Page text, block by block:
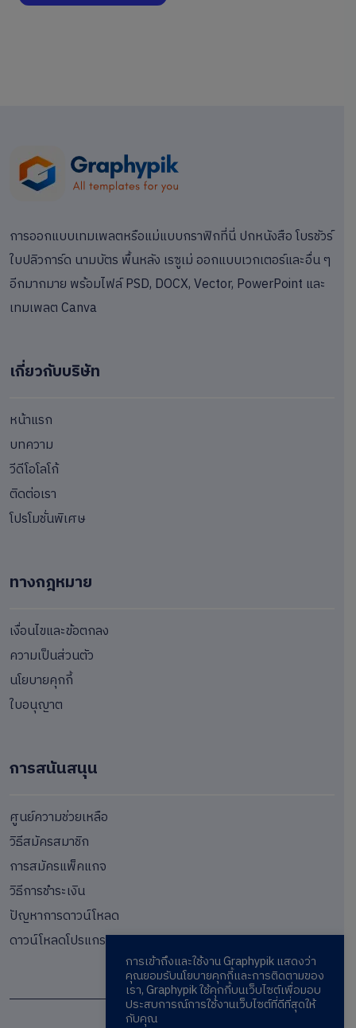
การออกแบบเทมเพลตหรือแม่แบบกราฟิกที่นี่ ปกหนังสือ โบรชัวร์
ใบปลิวการ์ด นามบัตร พื้นหลัง เรซูเม่ ออกแบบเวกเตอร์และอื่น ๆ
อีกมากมาย พร้อมไฟล์ PSD, DOCX, Vector, PowerPoint และ
เทมเพลต Canva
เกี่ยวกับบริษัท
หน้าแรก
บทความ
วีดีโอโลโก้
ติดต่อเรา
โปรโมชั่นพิเศษ
ทางกฎหมาย
เงื่อนไขและข้อตกลง
ความเป็นส่วนตัว
นโยบายคุกกี้
ใบอนุญาต
การสนันสนุน
ศูนย์ความช่วยเหลือ
วิธีสมัครสมาชิก
การสมัครแพ็คแกจ
วิธีการชำระเงิน
ปัญหาการดาวน์โหลด
ดาวน์โหลดโปรแกรม
การเข้าถึงและใช้งาน Graphypik แสดงว่า
คุณยอมรับนโยบายคุกกี้และการติดตามของ
เรา, Graphypik ใช้คุกกี้บนเว็บไซต์เพื่อมอบ
ประสบการณ์การใช้งานเว็บไซต์ที่ดีที่สุดให้
กับคุณ